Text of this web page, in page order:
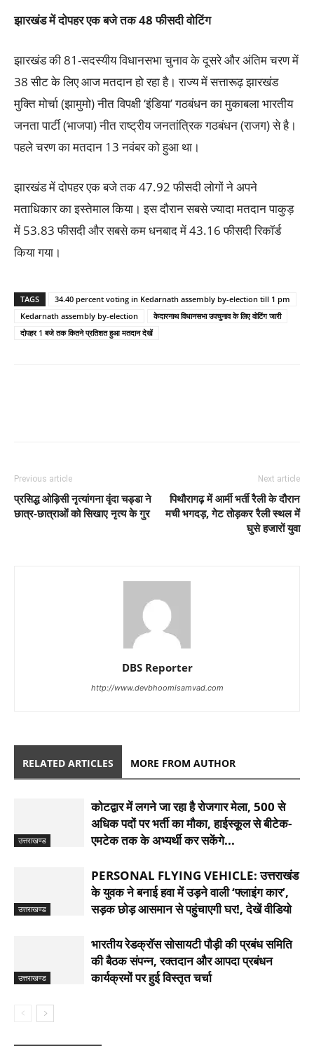
झारखंड में दोपहर एक बजे तक 48फीसदी वोटिंग
झारखंड की 81-सदस्यीय विधानसभा चुनाव के दूसरे और अंतिम चरण में
38 सीट के लिए आज मतदान हो रहा है। राज्य में सत्तारूढ़ झारखंड
मुक्ति मोर्चा (झामुमो) नीत विपक्षी ‘इंडिया’ गठबंधन का मुकाबला भारतीय
जनता पार्टी (भाजपा) नीत राष्ट्रीय जनतांत्रिक गठबंधन (राजग) से है।
पहले चरण का मतदान 13 नवंबर को हुआ था।
झारखंड में दोपहर एक बजे तक 47.92 फीसदी लोगों ने अपने
मताधिकार का इस्तेमाल किया। इस दौरान सबसे ज्यादा मतदान पाकुड़
में 53.83 फीसदी और सबसे कम धनबाद में 43.16 फीसदी रिकॉर्ड
किया गया।
TAGS
34.40 percent voting in Kedarnath assembly by-election till 1 pm
Kedarnath assembly by-election
केदारनाथ विधानसभा उपचुनाव के लिए वोटिंग जारी
दोपहर 1 बजे तक कितने प्रतिशत हुआ मतदान देखें
Previous article
प्रसिद्ध ओड़िसी नृत्यांगना वृंदा चड्डा ने
छात्र-छात्राओं को सिखाए नृत्य के गुर
Next article
पिथौरागढ़ में आर्मी भर्ती रैली के दौरान
मची भगदड़, गेट तोड़कर रैली स्थल में
घुसे हजारों युवा
DBS Reporter
http://www.devbhoomisamvad.com
RELATED ARTICLES MORE FROM AUTHOR
उत्तराखण्ड
कोटद्वार में लगने जा रहा है रोजगार मेला, 500 से
अधिक पदों पर भर्ती का मौका, हाईस्कूल से बीटेक-
एमटेक तक के अभ्यर्थी कर सकेंगे...
उत्तराखण्ड
PERSONAL FLYING VEHICLE: उत्तराखंड
के युवक ने बनाई हवा में उड़ने वाली ‘फ्लाइंग कार’,
सड़क छोड़ आसमान से पहुंचाएगी घर!, देखें वीडियो
उत्तराखण्ड
भारतीय रेडक्रॉस सोसायटी पौड़ी की प्रबंध समिति
की बैठक संपन्न, रक्तदान और आपदा प्रबंधन
कार्यक्रमों पर हुई विस्तृत चर्चा